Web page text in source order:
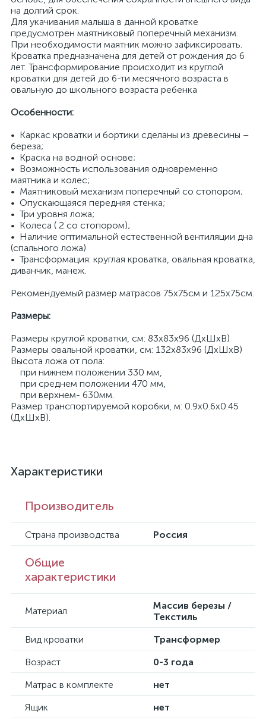
на долгий срок.
Для укачивания малыша в данной кроватке
предусмотрен маятниковый поперечный механизм.
При необходимости маятник можно зафиксировать.
Кроватка предназначена для детей от рождения до 6
лет. Трансформирование происходит из круглой
кроватки для детей до 6-ти месячного возраста в
овальную до школьного возраста ребенка
Особенности:
• Каркас кроватки и бортики сделаны из древесины –
береза;
• Краска на водной основе;
• Возможность использования одновременно
маятника и колес;
• Маятниковый механизм поперечный со стопором;
• Опускающаяся передняя стенка;
• Три уровня ложа;
• Колеса ( 2 со стопором);
• Наличие оптимальной естественной вентиляции дна
(спального ложа)
• Трансформация: круглая кроватка, овальная кроватка,
диванчик, манеж.
Рекомендуемый размер матрасов 75х75см и 125х75см.
Размеры:
Размеры круглой кроватки, см: 83x83x96 (ДхШхВ)
Размеры овальной кроватки, см: 132х83х96 (ДхШхВ)
Высота ложа от пола:
при нижнем положении 330 мм,
при среднем положении 470 мм,
при верхнем- 630мм.
Размер транспортируемой коробки, м: 0.9х0.6х0.45
(ДхШхВ).
Характеристики
Производитель
Страна производства Россия
Общие
характеристики
Материал
Массив березы /
Текстиль
Вид кроватки
Трансформер
Возраст
0-3 года
Матрас в комплекте
нет
Ящик
нет